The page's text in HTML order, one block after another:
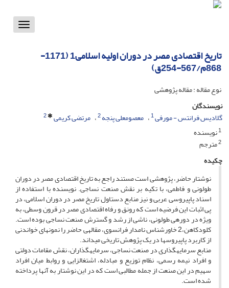
Toggle
تاریخ اقتصادى مصر در دوران اولیه‏ اسلامى‏1 (1171-
868م/567-254ق)
نوع مقاله : مقاله پژوهشی
نویسندگان
گلادیس فرانتس - مورفی1 معصومعلی پنجه2 مرتضی کریمی
2
1نویسنده
2مترجم
چکیده
نوشتار حاضر، پژوهشى است مستند راجع به تاریخ اقتصادى مصر در دوران
طولونى و فاطمى، با تکیه بر نقش صنعت نساجى. نویسنده با استفاده از
اسناد پاپیروسى عربى و نیز منابع دست‏اول تاریخ مصر در دوران اسلامى، در
پى اثبات این فرضیه است که رونق و رفاه اقتصادى مصر در قرون وسطى، به
ویژه در دوره‏ى طولونى، ناشى از رشد و گسترش صنعت نساجى بوده است.
کلودکاهن،2 خاورشناس نام‏دار فرانسوى، مقاله‏ى حاضر را نمونه‏اى خواندنى
از کاربرد پاپیروس‏ها در یک پژوهش تاریخى مى‏داند.
منابع سرمایه‏گذارى در صنعت نساجى، سرمایه‏گذاران، نقش مقامات دولتى
و افراد نیمه رسمى، نظام توزیع و مبادله، اشتغال‏زایى و روابط میان افراد
سهیم در این صنعت از جمله مطالبى است که در این نوشتار به آنها پرداخته
شده است.